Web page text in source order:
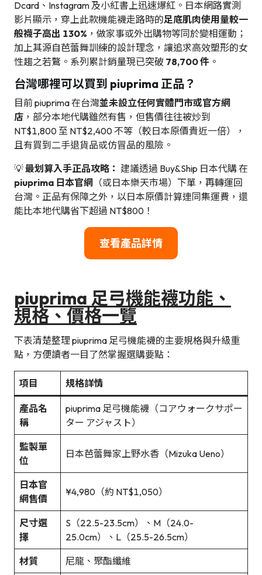
Dcard、Instagram 及小紅書上迅速爆紅。日本網路實測
影片顯示，穿上此款機能襪走路時的足底肌肉使用量較一
般襪子高出 130% ，做家事或外出購物等同於變相運動；
加上其源自芭蕾舞訓練的設計理念，讓追求高效塑形的女
性趨之若鶩。系列累計銷量現已突破 78,700 件 。
台灣哪裡可以買到 piuprima 正品？
目前 piuprima 在台灣並未設立任何實體門市或官方網
店 ，部分本地代購雖然有售，但售價往往被炒到
NT$1,800 至 NT$2,400 不等（較日本原價貴近一倍），
且有買到二手退貨品或仿冒品的風險。
💡最划算入手正品攻略： 建議透過 Buy&Ship 日本代購 在
piuprima 日本官網 （或日本樂天市場）下單，再轉運回
台灣。正品有保障之外，以日本原價計算連同集運費，還
能比本地代購省下超過 NT$800！
查看產品詳情
piuprima 足弓機能襪功能、
規格、價格一覽
下表清楚整理 piuprima 足弓機能襪的主要規格與升級重
點，方便讀者一目了然掌握選購要點：
項目 規格詳情
產品名
稱
piuprima 足弓機能襪（コアウォークサポー
ター アジャスト）
監製單
位
日本芭蕾舞家上野水香（Mizuka Ueno）
日本官
網售價
¥4,980（約 NT$1,050）
尺寸選
擇
S（22.5-23.5cm）、M（24.0-
25.0cm）、L（25.5-26.5cm）
材質 尼龍、聚酯纖維